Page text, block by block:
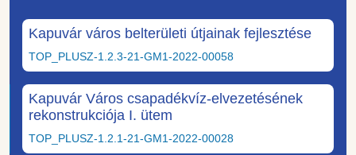
Kapuvár város belterületi útjainak fejlesztése
TOP_PLUSZ-1.2.3-21-GM1-2022-00058
Kapuvár Város csapadékvíz-elvezetésének
rekonstrukciója I. ütem
TOP_PLUSZ-1.2.1-21-GM1-2022-00028